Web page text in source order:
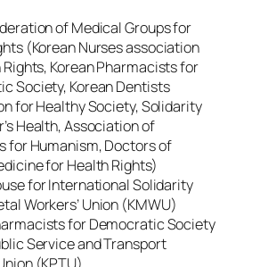
of Medical Groups for
(Korean Nurses association
Korean Pharmacists for
Society, Korean Dentists
for Healthy Society, Solidarity
Health, Association of
for Humanism, Doctors of
for Health Rights)
for International Solidarity
Workers’ Union (KMWU)
for Democratic Society
Service and Transport